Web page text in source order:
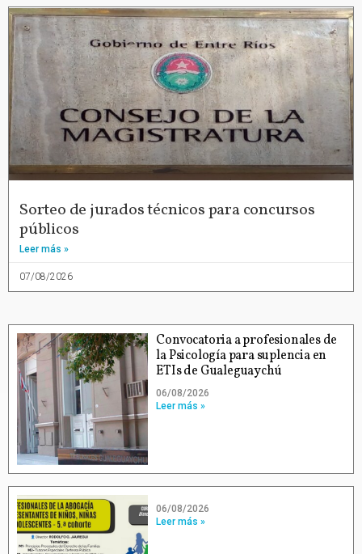
Sorteo de jurados técnicos para concursos
públicos
Leer más »
07/08/2026
Convocatoria a profesionales de
la Psicología para suplencia en
ETIs de Gualeguaychú
06/08/2026
Leer más »
06/08/2026
Leer más »